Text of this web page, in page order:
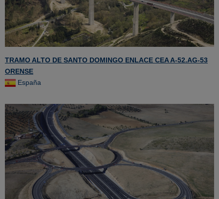
TRAMO ALTO DE SANTO DOMINGO ENLACE CEA A-52.AG-53
ORENSE
España